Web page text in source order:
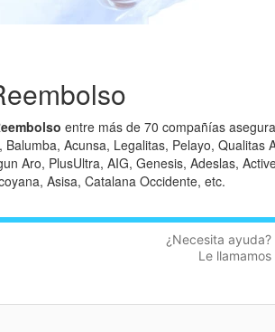
entre más de 70 compañías
Acunsa, Legalitas, Pelayo, Qualitas
Aro, PlusUltra, AIG, Genesis, Adeslas,
Asisa, Catalana Occidente, etc.
¿Necesita ayuda?
Le llamamos